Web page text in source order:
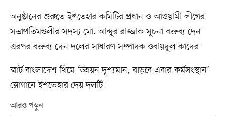
অনুষ্ঠানের শুরুতে ইশতেহার কমিটির প্রধান ও আওয়ামী লীগের
সভাপতিমণ্ডলীর সদস্য মো. আব্দুর রাজ্জাক সূচনা বক্তব্য দেন।
এরপর বক্তব্য দেন দলের সাধারণ সম্পাদক ওবায়দুল কাদের।
স্মার্ট বাংলাদেশ থিমে ‘উন্নয়ন দৃশ্যমান, বাড়বে এবার কর্মসংস্থান’
স্লোগানে ইশতেহার দেয় দলটি।
আরও পড়ুন